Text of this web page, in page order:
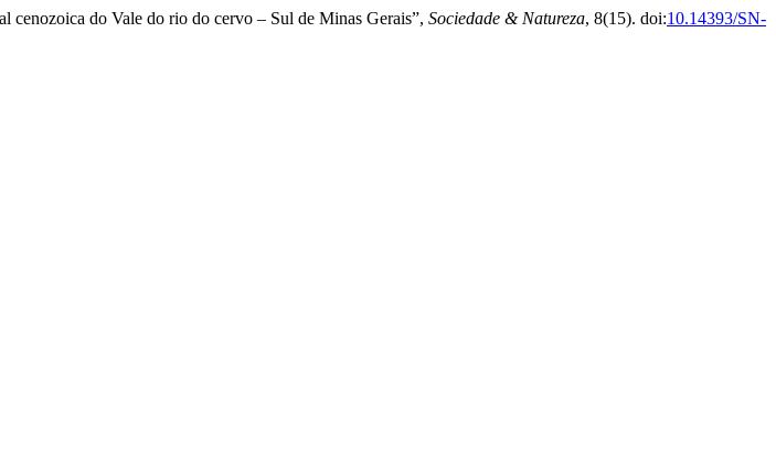
cenozoica do Vale do rio do cervo – Sul de Minas Gerais”, Sociedade & Natureza, 8(15). doi:10.14393/SN-